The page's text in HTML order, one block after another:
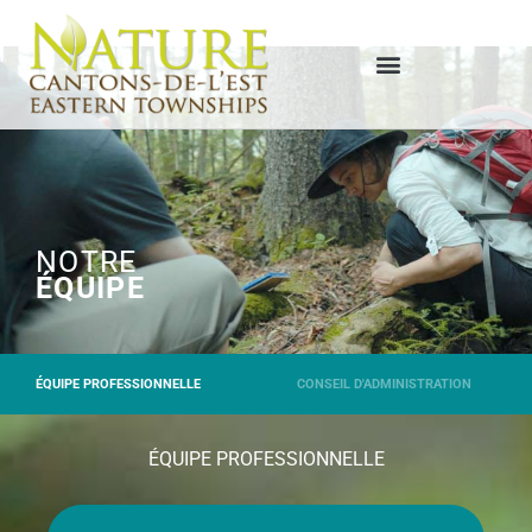
NOTRE
ÉQUIPE
ÉQUIPE PROFESSIONNELLE CONSEIL D'ADMINISTRATION
ÉQUIPE PROFESSIONNELLE